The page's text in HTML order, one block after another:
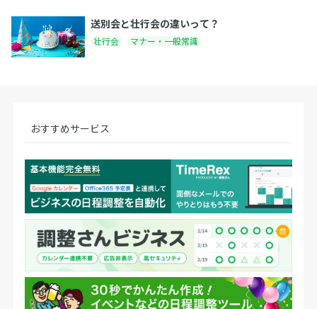
送別会と壮行会の違いって？
壮行会 マナー・一般常識
おすすめサービス